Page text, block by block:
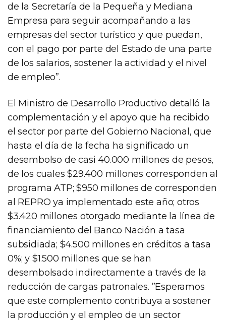
de la Secretaría de la Pequeña y Mediana
Empresa para seguir acompañando a las
empresas del sector turístico y que puedan,
con el pago por parte del Estado de una parte
de los salarios, sostener la actividad y el nivel
de empleo”.
El Ministro de Desarrollo Productivo detalló la
complementación y el apoyo que ha recibido
el sector por parte del Gobierno Nacional, que
hasta el día de la fecha ha significado un
desembolso de casi 40.000 millones de pesos,
de los cuales $29.400 millones corresponden al
programa ATP; $950 millones de corresponden
al REPRO ya implementado este año; otros
$3.420 millones otorgado mediante la línea de
financiamiento del Banco Nación a tasa
subsidiada; $4.500 millones en créditos a tasa
0%; y $1.500 millones que se han
desembolsado indirectamente a través de la
reducción de cargas patronales. ”Esperamos
que este complemento contribuya a sostener
la producción y el empleo de un sector